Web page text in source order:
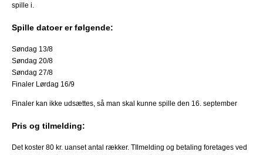
spille i.
Spille datoer er følgende:
Søndag 13/8
Søndag 20/8
Søndag 27/8
Finaler Lørdag 16/9
Finaler kan ikke udsættes, så man skal kunne spille den 16. september
Pris og tilmelding:
Det koster 80 kr. uanset antal rækker. TIlmelding og betaling foretages ved